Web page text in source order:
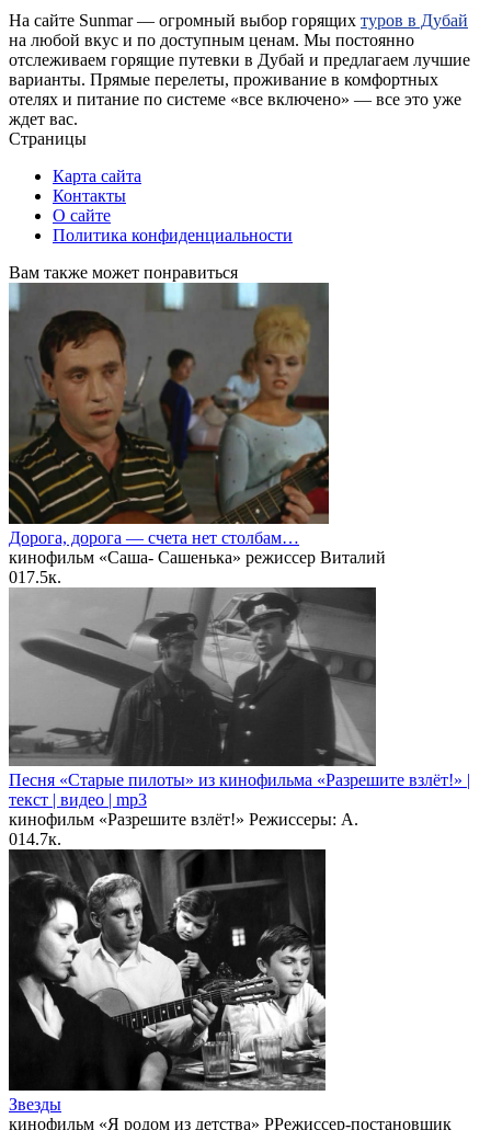
На сайте Sunmar — огромный выбор горящих туров в Дубай
на любой вкус и по доступным ценам. Мы постоянно
отслеживаем горящие путевки в Дубай и предлагаем лучшие
варианты. Прямые перелеты, проживание в комфортных
отелях и питание по системе «все включено» — все это уже
ждет вас.
Страницы
Карта сайта
Контакты
О сайте
Политика конфиденциальности
Вам также может понравиться
Дорога, дорога — счета нет столбам…
кинофильм «Саша- Сашенька» режиссер Виталий
017.5к.
Песня «Старые пилоты» из кинофильма «Разрешите взлёт!» |
текст | видео | mp3
кинофильм «Разрешите взлёт!» Режиссеры: А.
014.7к.
Звезды
кинофильм «Я родом из детства» РРежиссер-постановщик